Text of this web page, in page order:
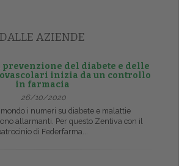
DALLE AZIENDE
prevenzione del diabete e delle
inizia da un controllo
in farmacia
26/10/2020
i numeri su diabete e malattie
allarmanti. Per questo Zentiva con il
di Federfarma...